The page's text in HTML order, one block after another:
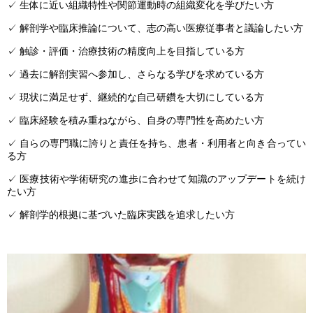
✓ 生体に近い組織特性や関節運動時の組織変化を学びたい方
✓ 解剖学や臨床推論について、志の高い医療従事者と議論したい方
✓ 触診・評価・治療技術の精度向上を目指している方
✓ 過去に解剖実習へ参加し、さらなる学びを求めている方
✓ 現状に満足せず、継続的な自己研鑽を大切にしている方
✓ 臨床経験を積み重ねながら、自身の専門性を高めたい方
✓ 自らの専門職に誇りと責任を持ち、患者・利用者と向き合ってい
る方
✓ 医療技術や学術研究の進歩に合わせて知識のアップデートを続け
たい方
✓ 解剖学的根拠に基づいた臨床実践を追求したい方